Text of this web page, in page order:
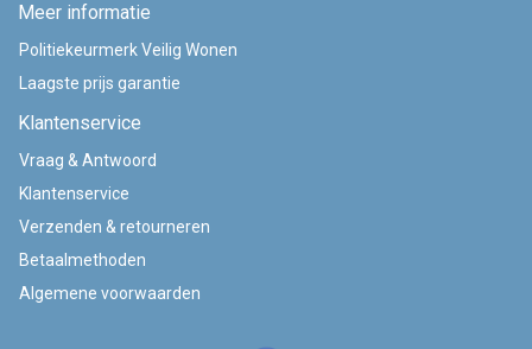
Meer informatie
Politiekeurmerk Veilig Wonen
Laagste prijs garantie
Klantenservice
Vraag & Antwoord
Klantenservice
Verzenden & retourneren
Betaalmethoden
Algemene voorwaarden